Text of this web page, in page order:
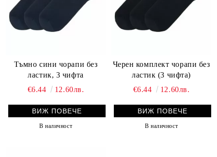
Тъмно сини чорапи без
ластик, 3 чифта
€6.44
12.60лв.
ВИЖ ПОВЕЧЕ
В наличност
Черен комплект чорапи без
ластик (3 чифта)
€6.44
12.60лв.
ВИЖ ПОВЕЧЕ
В наличност